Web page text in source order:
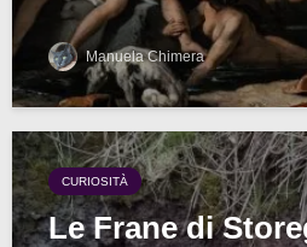
Manuela Chimera
CURIOSITÀ
Le Frane di